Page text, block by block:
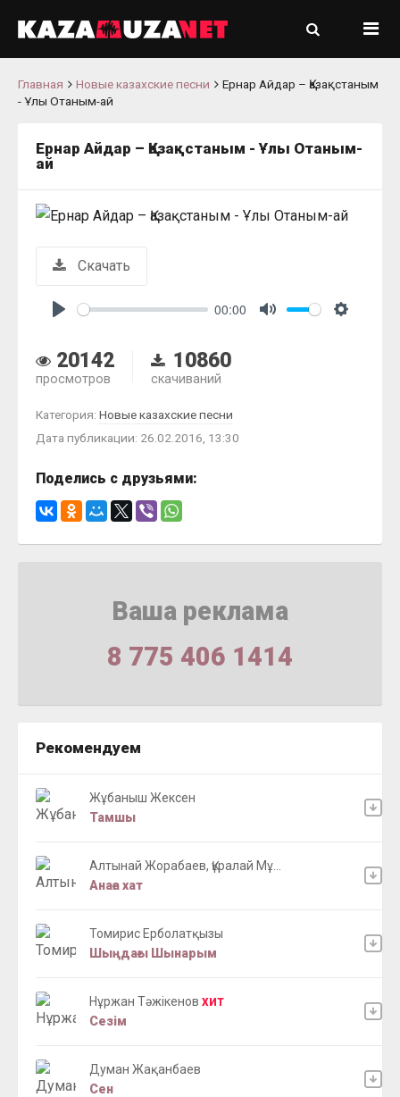
Главная Новые казахские песни
Ернар Айдар – Қазақстаным
- Ұлы Отаным-ай
Ернар Айдар – Қазақстаным - Ұлы Отаным-
ай
Скачать
00:00
20142
просмотров
10860
скачиваний
Категория: Новые казахские песни
Дата публикации: 26.02.2016, 13:30
Поделись с друзьями:
Ваша реклама
8 775 406 1414
Рекомендуем
Жұбаныш Жексен
Тамшы
Алтынай Жорабаев, Құралай Мұ...
Анаға хат
Томирис Ерболатқызы
Шыңдағы Шынарым
Нұржан Тәжікенов ХИТ
Сезім
Думан Жақанбаев
Сен